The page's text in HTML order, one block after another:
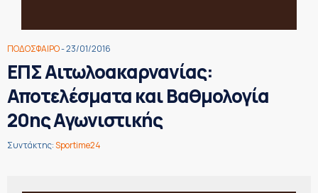
ΠΟΔΟΣΦΑΙΡΟ- 23/01/2016
ΕΠΣ Αιτωλοακαρνανίας:
Αποτελέσματα και Βαθμολογία
20ης Αγωνιστικής
Συντάκτης:Sportime24